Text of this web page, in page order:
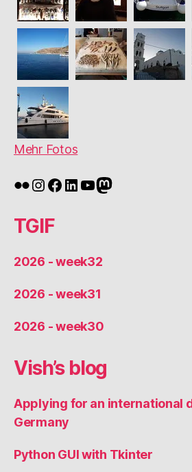
Mehr Fotos
Flickr
Instagram
Facebook
LinkedIn
YouTube
Mastodon
TGIF
2026 - week32
2026 - week31
2026 - week30
Vish’s blog
Applying for an international
Germany
Python GUI with Tkinter